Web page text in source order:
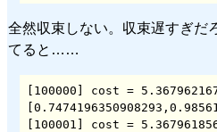
全然収束しない。収束遅すぎだ
てると……
[100000] cost =
[100001] cost =